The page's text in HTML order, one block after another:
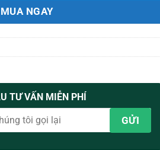
MUA NGAY
TƯ VẤN MIỄN PHÍ